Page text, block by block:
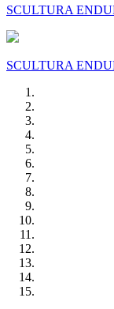
SCULTURA
SCULTURA